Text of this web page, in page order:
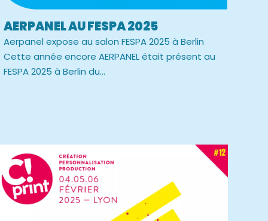
AERPANEL AU FESPA 2025
Aerpanel expose au salon FESPA 2025 à Berlin
Cette année encore AERPANEL était présent au
FESPA 2025 à Berlin du...